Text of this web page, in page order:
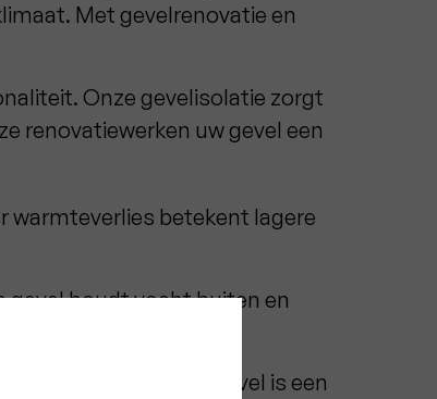
Met gevelrenovatie en
Onze gevelisolatie zorgt
renovatiewerken uw gevel een
warmteverlies betekent lagere
gevel houdt vocht buiten en
en geïsoleerde gevel is een